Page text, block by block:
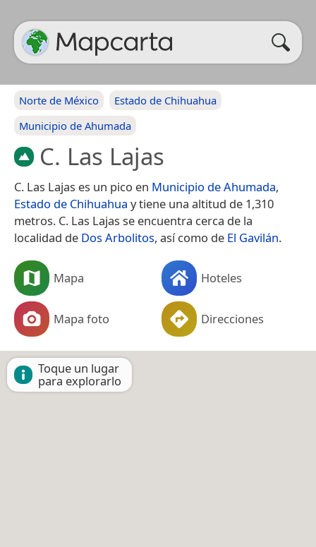
Norte de México
Estado de Chihuahua
Municipio de Ahumada
C. Las Lajas
C. Las Lajas es un pico en Municipio de Ahumada,
Estado de Chihuahua y tiene una altitud de 1,310
metros. C. Las Lajas se encuentra cerca de la
localidad de Dos Arbolitos, así como de El Gavilán.
Mapa Hoteles
Mapa foto Direcciones
Toque un lugar
para explorarlo